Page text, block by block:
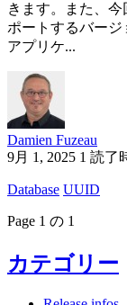
きます。また、
ポートするバージ
アプリケ...
Damien Fuzeau
9月 1, 2025 1 読了
Database UUID
Page 1 の 1
カテゴリー